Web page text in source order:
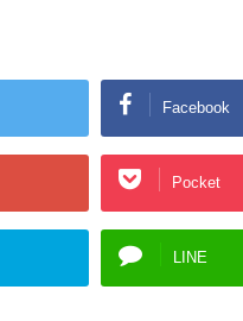
Facebook
Pocket
LINE